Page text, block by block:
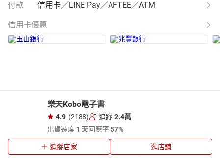
付款 信用卡／LINE Pay／AFTEE／ATM
信用卡優惠
樂天Kobo電子書
4.9 (2188) 追蹤 2.4萬
出貨速度 1 天回應率57%
追蹤店家 逛店舖